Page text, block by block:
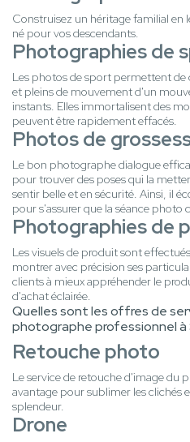
Construisez un héritage familial en
né pour vos descendants.
Photographies de
Les photos de sport permettent
et pleins de mouvement d'un
instants. Elles immortalisent des
peuvent être rapidement effacés.
Photos de
Le bon photographe dialogue
pour trouver des poses qui la
sentir belle et en sécurité. Ainsi, il
pour s'assurer que la séance photo
Photographies de
Les visuels de produit sont
montrer avec précision ses
clients à mieux appréhender le
d'achat éclairée.
Quelles sont les offres de
photographe professionnel à
Retouche photo
Le service de retouche d'image du
avantage pour sublimer les clichés
splendeur.
Drone